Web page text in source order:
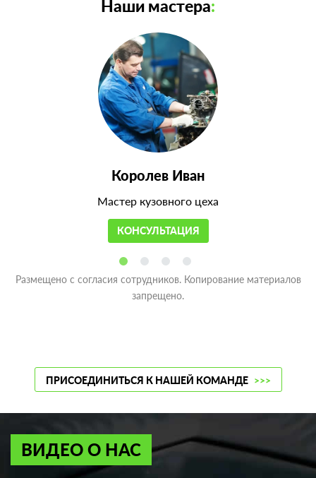
Наши мастера:
Королев Иван
Мастер кузовного цеха
КОНСУЛЬТАЦИЯ
Размещено с согласия сотрудников. Копирование материалов
запрещено.
ПРИСОЕДИНИТЬСЯ К НАШЕЙ КОМАНДЕ >>>
ВИДЕО О НАС